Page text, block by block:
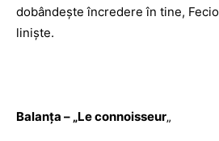
dobândeşte încredere în tine,
linişte.
Balanţa – „Le connoisseur„